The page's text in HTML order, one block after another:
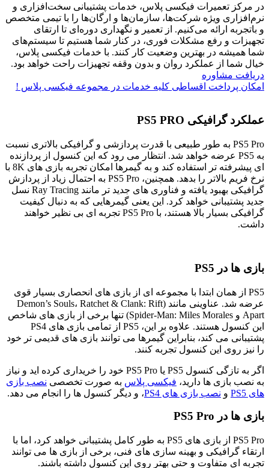
در مرکز تعمیرات فیکسی پلاس، خدمات پشتیبانی سخت‌افزاری و
نرم‌افزاری ویژه شرکت‌ها، سازمان‌ها و ارگان‌ها را با تیمی متخصص
و باتجربه ارائه می‌کنیم. از تعمیر و نگهداری دوره‌ای تا ارتقای
تجهیزات و رفع مشکلات فوری، در کنار شما هستیم تا سیستم‌های
شما همیشه در بهترین وضعیت کار کنند. با خدمات فیکسی پلاس،
خیال شما از عملکرد روان و بدون وقفه تجهیزات راحت خواهد بود.
دریافت مشاوره
امکان پرداخت اقساطی کلیه خدمات در مجموعه فیکسی پلاس !
عملکرد گرافیکی PS5 PRO
PS5 Pro به طور طبیعی با قدرت پردازشی و گرافیکی بالاتری نسبت
به PS5 عرضه خواهد شد. انتظار می‌ رود که این کنسول از پردازنده‌
ای پیشرفته ‌تر استفاده کند و به گیمرها امکان تجربه بازی‌ های 8K با
نرخ فریم بالاتر را بدهد. همچنین، PS5 Pro به احتمال زیاد از پردازش
گرافیکی بهبود یافته و فناوری ‌های جدید تر مانند Ray Tracing نسل
جدید پشتیبانی خواهد کرد. این یعنی گیمرهایی که به دنبال کیفیت
گرافیکی بسیار بالا هستند، با PS5 Pro تجربه ‌ای بی ‌نظیر خواهند
داشت.
بازی ‌ها در PS5
PS5 از همان ابتدا با مجموعه ‌ای از بازی ‌های انحصاری بسیار قوی
عرضه شد. عناوینی مانند (Demon’s Souls، Ratchet & Clank: Rift
Apart و Spider-Man: Miles Morales) تنها برخی از بازی ‌های شاخص
این کنسول هستند. علاوه بر این، PS5 از تمامی بازی‌ های PS4
پشتیبانی می‌ کند، بنابراین گیمرها می‌ توانند بازی‌ های قدیمی ‌تر خود
را نیز روی این کنسول تجربه کنند.
اگر به تازگی کنسول PS5 یا PS5 Pro خود را خریداری کرده ‌اید و نیاز
به نصب بازی‌ ها دارید، فیکسی پلاس به صورت تخصصی نصب بازی‌
های PS5
و نصب بازی های PS4 ، و دیگر کنسول ‌ها را انجام می ‌دهد.
بازی‌ ها در PS5 Pro
PS5 Pro از بازی ‌های PS5 به طور کامل پشتیبانی خواهد کرد، اما با
ارتقاء گرافیکی و بهینه ‌سازی‌ های فنی، برخی از بازی ‌ها می‌ توانند
تجربه ‌ای متفاوت و حتی بهتر روی این کنسول داشته باشند.